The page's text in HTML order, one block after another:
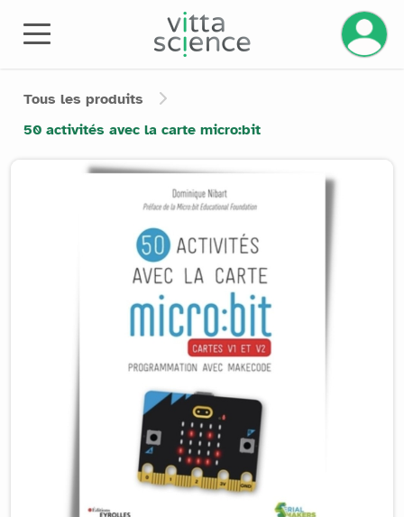
Gérez
Tous les produits
50 activités avec la carte micro:bit
Product image slider